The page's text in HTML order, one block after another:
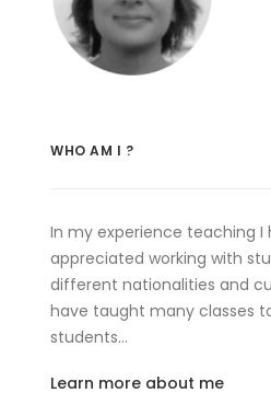
WHO AM I ?
In my experience teaching I
appreciated working with
different nationalities and
have taught many classes
students…
Learn more about me